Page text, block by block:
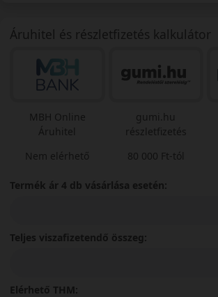
Áruhitel és részletfizetés kalkulátor
MBH Online
Áruhitel
Nem elérhető
gumi.hu
részletfizetés
80 000 Ft-tól
Termék ár 4 db vásárlása esetén:
Teljes viszafizetendő összeg:
Elérhető THM: